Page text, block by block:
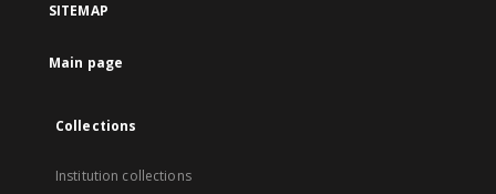
SITEMAP
Main page
Collections
Institution collections